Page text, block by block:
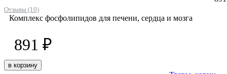
Отзывы (10)
Комплекс фосфолипидов для печени, сердца и мозга
891 ₽
в корзину